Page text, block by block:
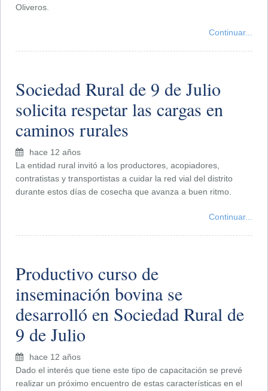
Oliveros.
Continuar...
Sociedad Rural de 9 de Julio
solicita respetar las cargas en
caminos rurales
hace 12 años
La entidad rural invitó a los productores, acopiadores,
contratistas y transportistas a cuidar la red vial del distrito
durante estos días de cosecha que avanza a buen ritmo.
Continuar...
Productivo curso de
inseminación bovina se
desarrolló en Sociedad Rural de
9 de Julio
hace 12 años
Dado el interés que tiene este tipo de capacitación se prevé
realizar un próximo encuentro de estas características en el